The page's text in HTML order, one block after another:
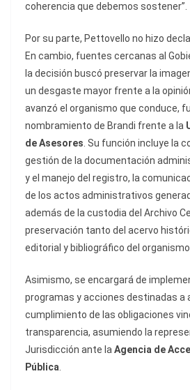
coherencia que debemos sostener”.
Por su parte, Pettovello no hizo
En cambio, fuentes cercanas al
la decisión buscó preservar la
un desgaste mayor frente a la
avanzó el organismo que conduce,
nombramiento de Brandi frente a la
de Asesores. Su función incluye la
gestión de la documentación
y el manejo del registro, la
de los actos administrativos
además de la custodia del Archivo
preservación tanto del acervo
editorial y bibliográfico del
Asimismo, se encargará de
programas y acciones destinadas a
cumplimiento de las obligaciones
transparencia, asumiendo la
Jurisdicción ante laAgencia de
Pública.